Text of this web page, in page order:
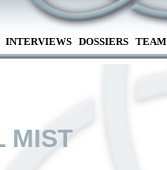
INTERVIEWS DOSSIERS TEAM
MIST